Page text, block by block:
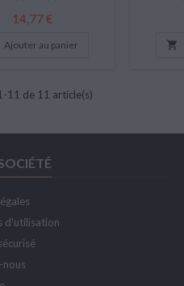
Prix
14,77 €
Ajouter au panier 
11 de 11 article(s)
d'utilisation